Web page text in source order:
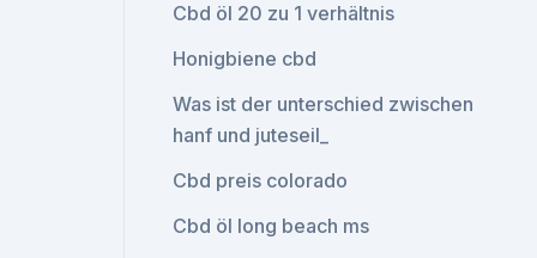
Cbd öl 20 zu 1 verhältnis
Honigbiene cbd
Was ist der unterschied zwischen
hanf und juteseil_
Cbd preis colorado
Cbd öl long beach ms